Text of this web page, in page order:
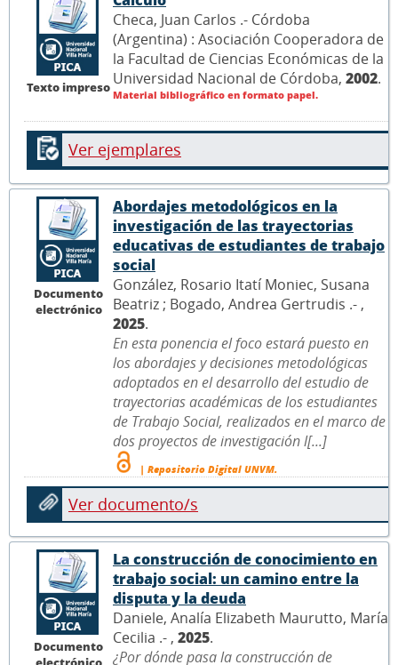
Texto impreso
Checa, Juan Carlos .- Córdoba
(Argentina) : Asociación Cooperadora de
la Facultad de Ciencias Económicas de la
Universidad Nacional de Córdoba, 2002.
Material bibliográfico en formato papel.
Ver ejemplares
Documento
electrónico
Abordajes metodológicos en la
investigación de las trayectorias
educativas de estudiantes de trabajo
social
González, Rosario Itatí Moniec, Susana
Beatriz ; Bogado, Andrea Gertrudis .- ,
2025.
En esta ponencia el foco estará puesto en
los abordajes y decisiones metodológicas
adoptados en el desarrollo del estudio de
trayectorias académicas de los estudiantes
de Trabajo Social, realizados en el marco de
dos proyectos de investigación l[...]
| Repositorio Digital UNVM.
Ver documento/s
Documento
La construcción de conocimiento en
trabajo social: un camino entre la
disputa y la deuda
Daniele, Analía Elizabeth Maurutto, María
Cecilia .- , 2025.
¿Por dónde pasa la construcción de